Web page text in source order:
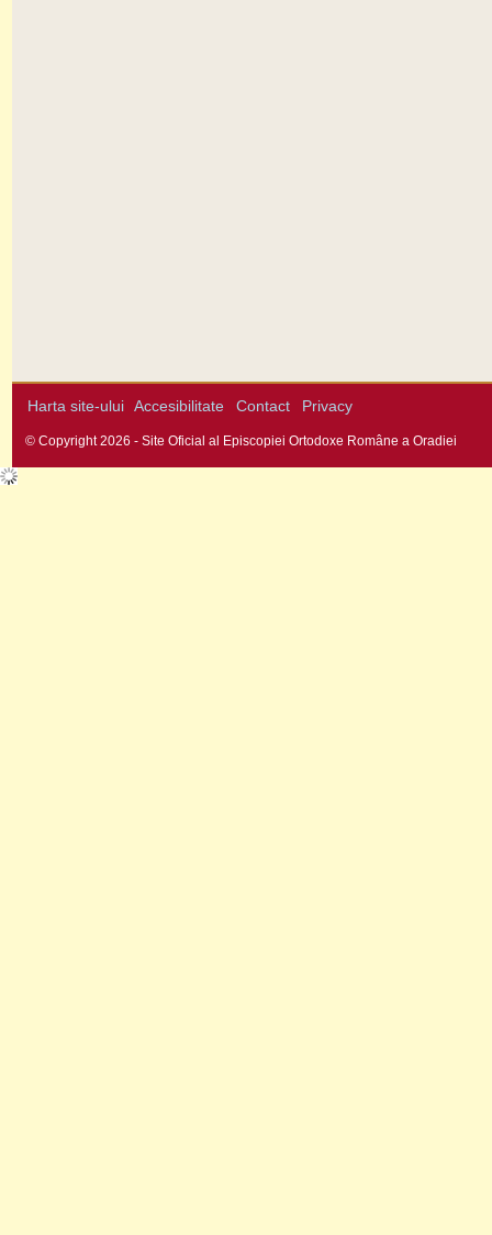
Harta site-ului Accesibilitate Contact Privacy
© Copyright 2026 - Site Oficial al Episcopiei Ortodoxe Române a Oradiei